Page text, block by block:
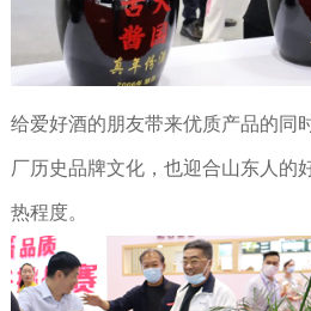
给爱好酒的朋友带来优质产品的同
厂历史品牌文化，也迎合山东人的
热程度。